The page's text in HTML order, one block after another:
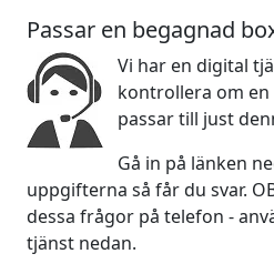
Passar en begagnad
Vi har en digital
kontrollera om en
passar till just
Gå in på länken
uppgifterna så får du svar.
dessa frågor på telefon -
tjänst nedan.